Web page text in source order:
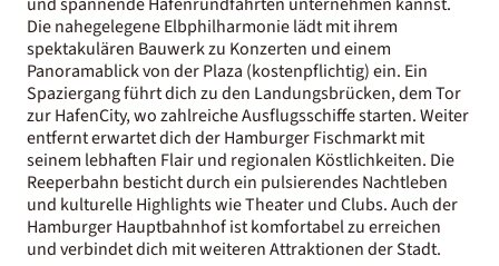
Die nahegelegene Elbphilharmonie lädt mit ihrem
spektakulären Bauwerk zu Konzerten und einem
Panoramablick von der Plaza (kostenpflichtig) ein. Ein
Spaziergang führt dich zu den Landungsbrücken, dem Tor
zur HafenCity, wo zahlreiche Ausflugsschiffe starten. Weiter
entfernt erwartet dich der Hamburger Fischmarkt mit
seinem lebhaften Flair und regionalen Köstlichkeiten. Die
Reeperbahn besticht durch ein pulsierendes Nachtleben
und kulturelle Highlights wie Theater und Clubs. Auch der
Hamburger Hauptbahnhof ist komfortabel zu erreichen
und verbindet dich mit weiteren Attraktionen der Stadt.